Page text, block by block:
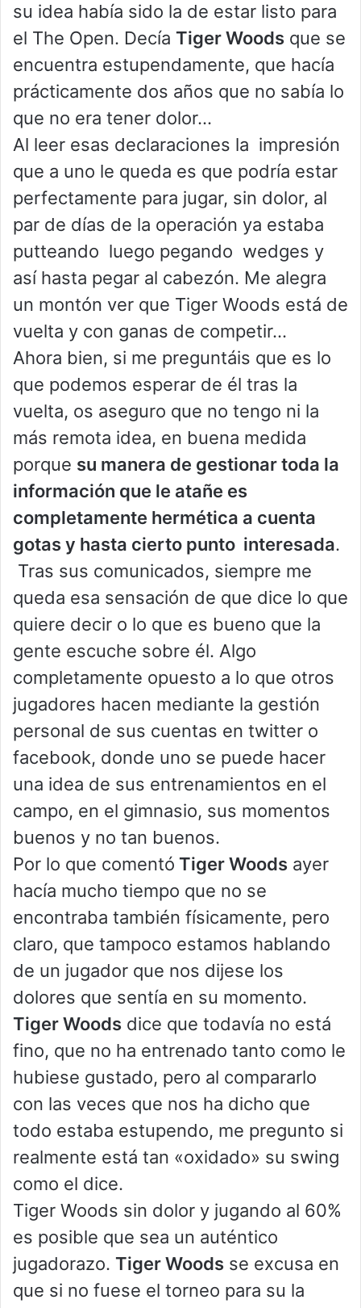
su idea había sido la de estar listo para
el The Open. Decía Tiger Woods que se
encuentra estupendamente, que hacía
prácticamente dos años que no sabía lo
que no era tener dolor…
Al leer esas declaraciones la impresión
que a uno le queda es que podría estar
perfectamente para jugar, sin dolor, al
par de días de la operación ya estaba
putteando luego pegando wedges y
así hasta pegar al cabezón. Me alegra
un montón ver que Tiger Woods está de
vuelta y con ganas de competir…
Ahora bien, si me preguntáis que es lo
que podemos esperar de él tras la
vuelta, os aseguro que no tengo ni la
más remota idea, en buena medida
porque su manera de gestionar toda la
información que le atañe es
completamente hermética a cuenta
gotas y hasta cierto punto interesada.
Tras sus comunicados, siempre me
queda esa sensación de que dice lo que
quiere decir o lo que es bueno que la
gente escuche sobre él. Algo
completamente opuesto a lo que otros
jugadores hacen mediante la gestión
personal de sus cuentas en twitter o
facebook, donde uno se puede hacer
una idea de sus entrenamientos en el
campo, en el gimnasio, sus momentos
buenos y no tan buenos.
Por lo que comentó Tiger Woods ayer
hacía mucho tiempo que no se
encontraba también físicamente, pero
claro, que tampoco estamos hablando
de un jugador que nos dijese los
dolores que sentía en su momento.
Tiger Woods dice que todavía no está
fino, que no ha entrenado tanto como le
hubiese gustado, pero al compararlo
con las veces que nos ha dicho que
todo estaba estupendo, me pregunto si
realmente está tan «oxidado» su swing
como el dice.
Tiger Woods sin dolor y jugando al 60%
es posible que sea un auténtico
jugadorazo. Tiger Woods se excusa en
que si no fuese el torneo para su la